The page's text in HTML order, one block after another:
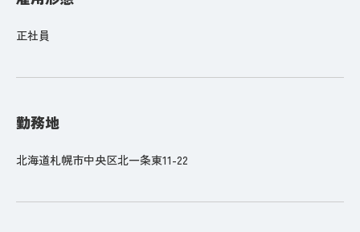
正社員
勤務地
北海道札幌市中央区北一条東11-22